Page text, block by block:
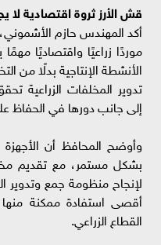
قش الأرز ثروة اقتصادية لا
أكد المهندس حازم
موردًا زراعيًا واقتصاديًا
الأنشطة الإنتاجية بدلًا من
تدوير المخلفات الزراعية
إلى جانب دورها في الحفاظ
وأوضح المحافظ أن الأجهزة
بشكل مستمر، مع تقديم
لإنجاح منظومة جمع وتدوير
أقصى استفادة ممكنة
القطاع الزراعي.